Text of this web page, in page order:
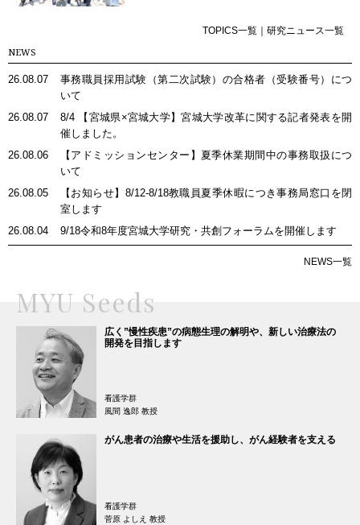
TOPICS一覧 研究ニュース一覧
NEWS
26.08.07
事務職員採用試験（第二次試験）の合格者（受験番号）につ
いて
26.08.07
8/4 【宮城県×宮城大学】宮城大学改革に関する記者発表を開
催しました。
26.08.06
【アドミッションセンター】夏季休業期間中の事務取扱につ
いて
26.08.05
【お知らせ】8/12-8/18教職員夏季休暇につき事務局窓口を閉
室します
26.08.04
9/18令和8年度宮城大学研究・共創フォーラムを開催します
NEWS一覧
MYU Seeds
広く”慢性疾患”の病態生理の解明や、新しい治療法の
開発を目指します
看護学群
風間 逸郎 教授
がん患者の治療や生活を援助し、がん経験者を支える
看護学群
菅原 よしえ 教授